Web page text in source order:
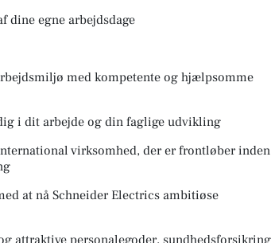
dine egne arbejdsdage
med kompetente og hjælpsomme
i dit arbejde og din faglige udvikling
virksomhed, der er frontløber inden
at nå Schneider Electrics ambitiøse
attraktive personalegoder, sundhedsforsikring